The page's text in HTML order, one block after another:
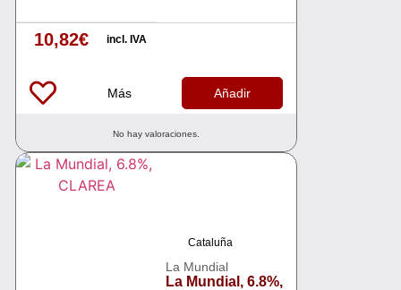
10,82€ incl. IVA
Más Añadir
No hay valoraciones.
Cataluña
La Mundial
La Mundial, 6.8%,